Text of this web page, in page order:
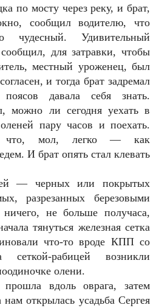
по мосту через реку, и брат,
сообщил водителю, что
чудесный. Удивительный
для затравки, чтобы
местный уроженец, был
и тогда брат задремал
давала себя знать.
можно ли сегодня уехать в
пару часов и поехать.
что, мол, легко — как
И брат опять стал клевать
— черных или покрытых
разрезанных березовыми
не больше получаса,
тянуться железная сетка
что-то вроде КПП со
рабицей возникли
олени.
вдоль оврага, затем
открылась усадьба Сергея